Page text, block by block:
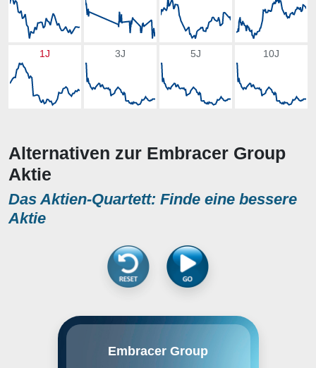
1J 3J 5J 10J
Alternativen zur Embracer Group
Aktie
Das Aktien-Quartett: Finde eine bessere
Aktie
Embracer Group
publishing and developing video